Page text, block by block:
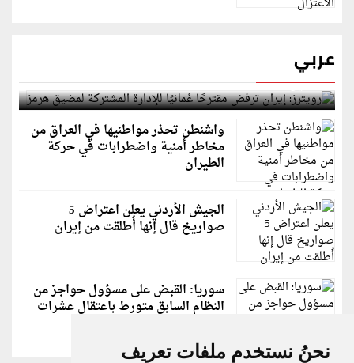
نحنُ نستخدم ملفات تعريف
عربي
رويترز: إيران ترفض مقترحًا عُمانيًا للإدارة المشتركة
لمضيق هرمز
واشنطن تحذر مواطنيها في العراق من
مخاطر أمنية واضطرابات في حركة
الطيران
الجيش الأردني يعلن اعتراض 5
صواريخ قال إنها أُطلقت من إيران
سوريا: القبض على مسؤول حواجز من
النظام السابق متورط باعتقال عشرات